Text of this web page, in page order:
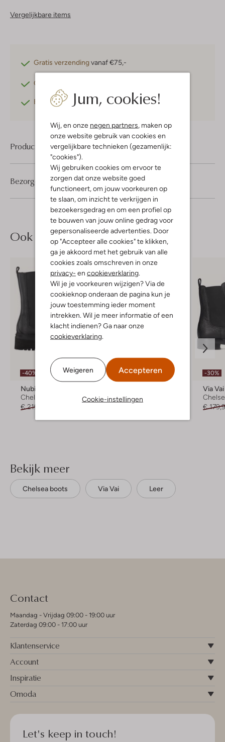
Jum, cookies!
Wij, en onze negen partners, maken op
onze website gebruik van cookies en
vergelijkbare technieken (gezamenlijk:
"cookies").
Wij gebruiken cookies om ervoor te
zorgen dat onze website goed
functioneert, om jouw voorkeuren op
te slaan, om inzicht te verkrijgen in
bezoekersgedrag en om een profiel op
te bouwen van jouw online gedrag voor
gepersonaliseerde advertenties. Door
op "Accepteer alle cookies" te klikken,
ga je akkoord met het gebruik van alle
cookies zoals omschreven in onze
privacy- en cookieverklaring.
Wil je je voorkeuren wijzigen? Via de
cookieknop onderaan de pagina kun je
jouw toestemming ieder moment
intrekken. Wil je meer informatie of een
klacht indienen? Ga naar onze
cookieverklaring.
Weigeren Accepteren
Cookie-instellingen
Vergelijkbare items
Gratis verzendingvanaf €75,-
Gratis retourneren
Betaal achterafmet Klarna
Product informatie
Bezorgen & retourneren
Ook iets voor jou?
-40%
Nubikk
Chelsea boots
€ 219,95
-40%
Veterboots
-30%
Via Vai
€
Bekijk meer
Chelsea boots Via Vai Leer
Contact
Maandag - Vrijdag 09:00 - 19:00 uur
Zaterdag 09:00 - 17:00 uur
Klantenservice
Account
Inspiratie
Omoda
Let's keep in touch!